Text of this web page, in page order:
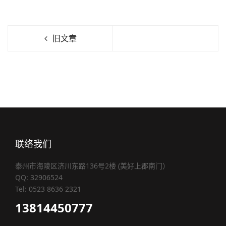
旧文章
联络我们
泰州市海陵区济川东路136号2楼 (美好上郡南门）
QQ: 32906524
Tel: 0523 8636 2321
13814450777